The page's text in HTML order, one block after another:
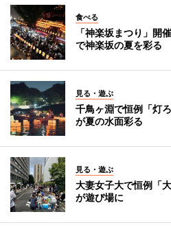
食べる
「神楽坂まつり」
で神楽坂の夏を彩る
見る・遊ぶ
千鳥ヶ淵で恒例「灯
が夏の水面彩る
見る・遊ぶ
大妻女子大で恒例「
が遊び場に